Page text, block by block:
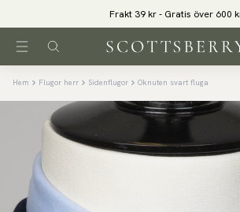
Frakt 39 kr - Gratis över 600
Hem Flugor herr Sidenflugor Oknuten svart fluga